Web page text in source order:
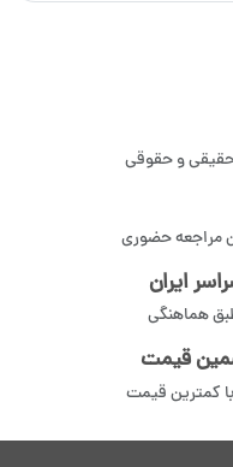
و حقوقی
مراجعه حضوری
ایران
هماهنگی
قیمت
با کمترین قیمت